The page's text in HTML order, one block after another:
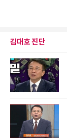
김대호 진단